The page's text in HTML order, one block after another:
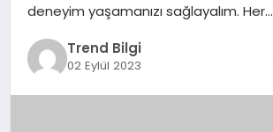
deneyim yaşamanızı sağlayalım. Her…
Trend Bilgi
02 Eylül 2023